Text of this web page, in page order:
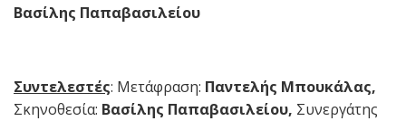
Βασίλης Παπαβασιλείου
Συντελεστές: Μετάφραση: Παντελής Μπουκάλας,
Σκηνοθεσία: Βασίλης Παπαβασιλείου, Συνεργάτης